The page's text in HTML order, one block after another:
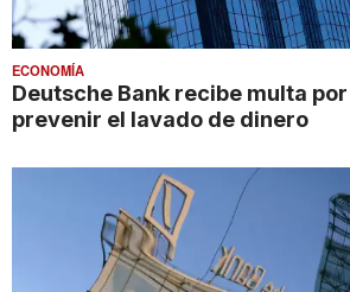
ECONOMÍA
Deutsche Bank recibe multa
prevenir el lavado de dinero